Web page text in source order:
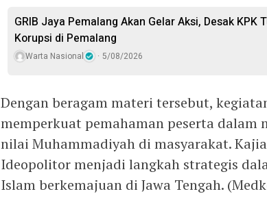
GRIB Jaya Pemalang Akan Gelar Aksi, Desak KPK
Korupsi di Pemalang
Warta Nasional 5/08/2026
Dengan beragam materi tersebut,
memperkuat pemahaman peserta
nilai Muhammadiyah di masyarakat.
Ideopolitor menjadi langkah strategis
Islam berkemajuan di Jawa Tengah.